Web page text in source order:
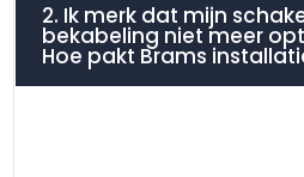
2. Ik merk dat mijn
bekabeling niet meer
Hoe pakt Brams